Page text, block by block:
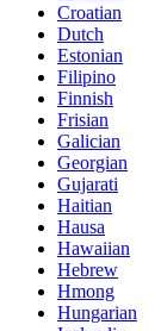
Croatian
Dutch
Estonian
Filipino
Finnish
Frisian
Galician
Georgian
Gujarati
Haitian
Hausa
Hawaiian
Hebrew
Hmong
Hungarian